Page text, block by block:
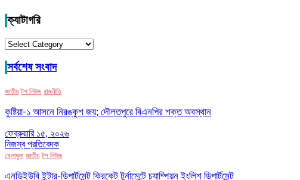
ক্যাটাগরি
ক্যাটাগরি
সর্বশেষ সংবাদ
জাতীয় টপ নিউজ রাজনীতি
কুষ্টিয়া-১ আসনে নিরঙ্কুশ জয়; দৌলতপুরে বিএনপির শক্ত অবস্থান
ফেব্রুয়ারি ১৫, ২০২৬
নিজস্ব প্রতিবেদক
খেলাধুলা জাতীয় টপ নিউজ
এনডিইউবি ইন্টার-ডিপার্টমেন্ট ক্রিকেট টুর্নামেন্টে চ্যাম্পিয়ন ইংলিশ ডিপার্টমেন্ট